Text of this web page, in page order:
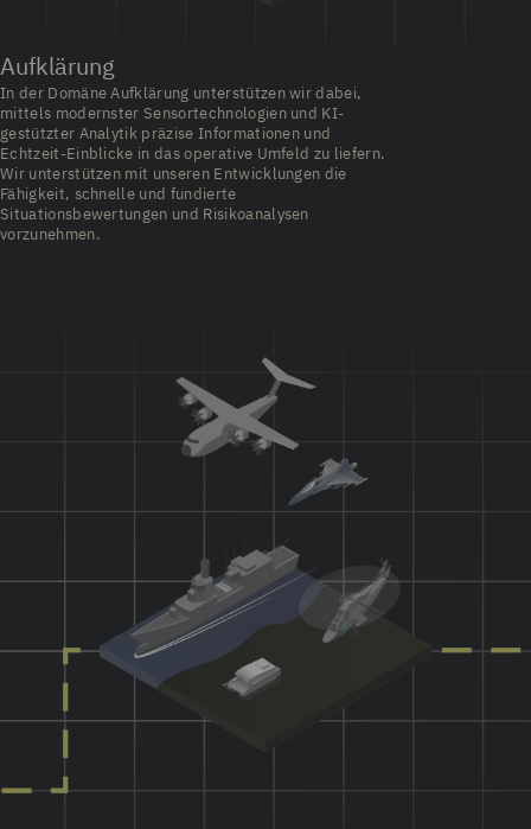
Aufklärung
In der Domäne Aufklärung unterstützen wir dabei,
mittels modernster Sensortechnologien und KI-
gestützter Analytik präzise Informationen und
Echtzeit-Einblicke in das operative Umfeld zu liefern.
Wir unterstützen mit unseren Entwicklungen die
Fähigkeit, schnelle und fundierte
Situationsbewertungen und Risikoanalysen
vorzunehmen.